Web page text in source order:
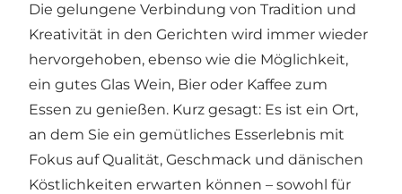
Die gelungene Verbindung von Tradition und
Kreativität in den Gerichten wird immer wieder
hervorgehoben, ebenso wie die Möglichkeit,
ein gutes Glas Wein, Bier oder Kaffee zum
Essen zu genießen. Kurz gesagt: Es ist ein Ort,
an dem Sie ein gemütliches Esserlebnis mit
Fokus auf Qualität, Geschmack und dänischen
Köstlichkeiten erwarten können – sowohl für